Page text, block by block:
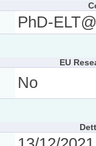
PhD-
EU
No